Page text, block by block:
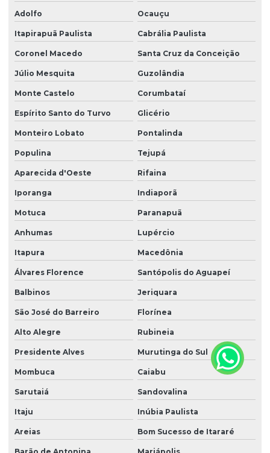
Adolfo Ocauçu
Itapirapuã Paulista Cabrália Paulista
Coronel Macedo Santa Cruz da Conceição
Júlio Mesquita Guzolândia
Monte Castelo Corumbataí
Espírito Santo do Turvo Glicério
Monteiro Lobato Pontalinda
Populina Tejupá
Aparecida d'Oeste Rifaina
Iporanga Indiaporã
Motuca Paranapuã
Anhumas Lupércio
Itapura Macedônia
Álvares Florence Santópolis do Aguapeí
Balbinos Jeriquara
São José do Barreiro Florínea
Alto Alegre Rubineia
Presidente Alves Murutinga do Sul
Mombuca Caiabu
Sarutaiá Sandovalina
Itaju Inúbia Paulista
Areias Bom Sucesso de Itararé